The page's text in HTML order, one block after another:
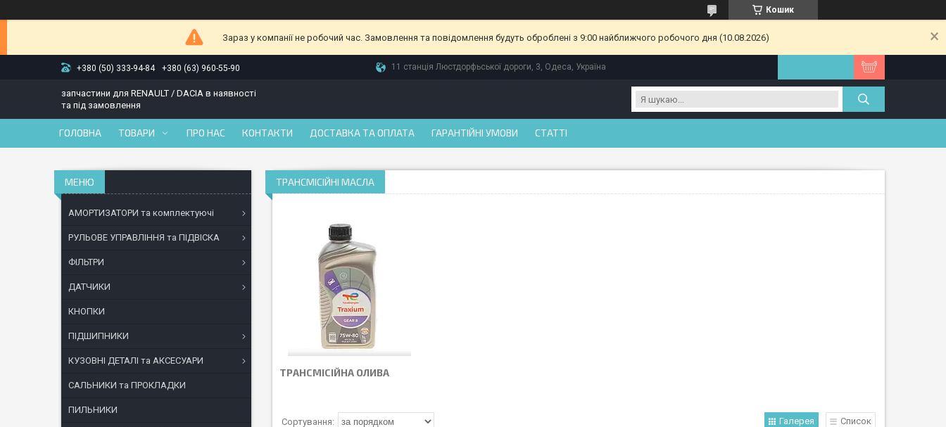
Кошик
Зараз у компанії не робочий час. Замовлення та повідомлення будуть оброблені з 9:00 найближчого робочого дня (10.08.2026)
+380 (50) 333-94-84 +380 (63) 960-55-90 11 станція Люстдорфьської дороги, 3, Одеса, Україна
запчастини для RENAULT / DACIA в наявності
та під замовлення
ГОЛОВНА ТОВАРИ ПРО НАС КОНТАКТИ ДОСТАВКА ТА ОПЛАТА ГАРАНТІЙНІ УМОВИ СТАТТІ
ТРАНСМІСІЙНІ МАСЛА
ТРАНСМІСІЙНА ОЛИВА
Галерея Список
АМОРТИЗАТОРИ та комплектуючі
РУЛЬОВЕ УПРАВЛІННЯ та ПІДВІСКА
ФІЛЬТРИ
ДАТЧИКИ
КНОПКИ
ПІДШИПНИКИ
КУЗОВНІ ДЕТАЛІ та АКСЕСУАРИ
САЛЬНИКИ та ПРОКЛАДКИ
ПИЛЬНИКИ